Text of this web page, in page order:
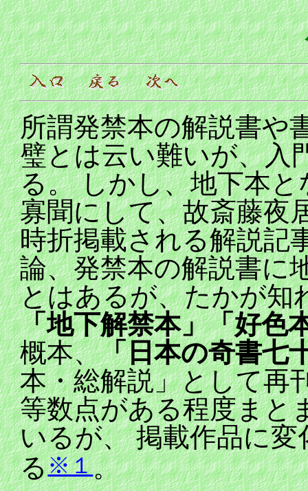
所謂発禁本の解説書や
璧とは云い難いが、入
る。 しかし、地下本
寡聞にして、故斎藤夜
時折掲載される解説記
論、発禁本の解説書に
とはあるが、たかが知
「地下解禁本」「好色
概本、「日本の奇書七
本・総解説」として再
等数点がある程度まと
いるが、 掲載作品に
る※１。